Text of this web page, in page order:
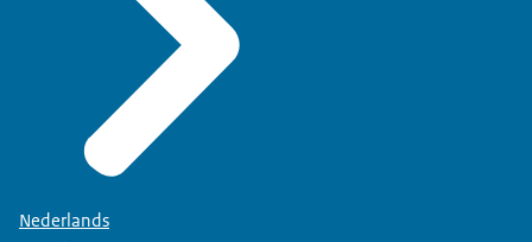
Nederlands